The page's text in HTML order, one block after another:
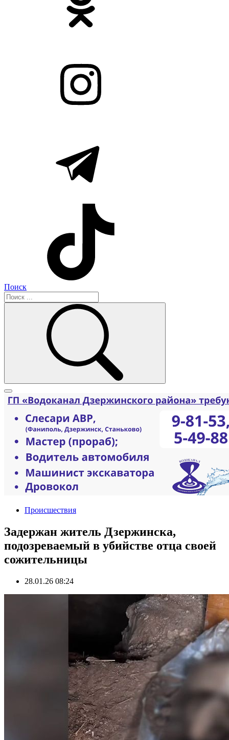
Поиск
Происшествия
Задержан житель Дзержинска,
подозреваемый в убийстве отца своей
сожительницы
28.01.26 08:24